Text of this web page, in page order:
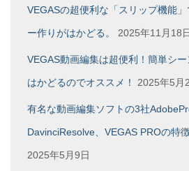
VEGASの超便利な「スリップ機能
ー作りがはかどる。 2025年11月18
VEGAS動画編集は超便利！簡単シ
はかどるのでオススメ！ 2025年5月
有名な動画編集ソフトの3社
DavinciResolve、VEGAS PROの特
2025年5月9日